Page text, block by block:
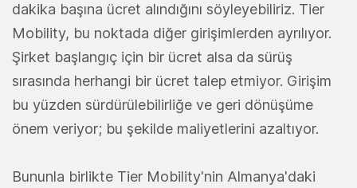
dakika başına ücret alındığını söyleyebiliriz. Tier
Mobility, bu noktada diğer girişimlerden ayrılıyor.
Şirket başlangıç için bir ücret alsa da sürüş
sırasında herhangi bir ücret talep etmiyor. Girişim
bu yüzden sürdürülebilirliğe ve geri dönüşüme
önem veriyor; bu şekilde maliyetlerini azaltıyor.
Bununla birlikte Tier Mobility'nin Almanya'daki